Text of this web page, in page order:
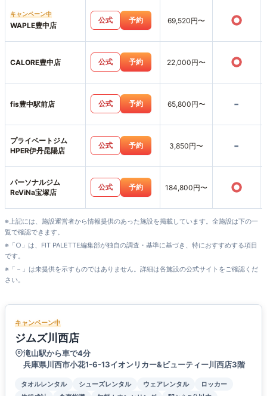
キャンペーン中
WAPLE豊中店
公式 予約 69,520円〜 ○
CALORE豊中店 公式 予約 22,000円〜 ○
fis豊中駅前店 公式 予約 65,800円〜 -
プライベートジム
HPER伊丹昆陽店
公式 予約 3,850円〜 -
パーソナルジム
ReViNa宝塚店
公式 予約 184,800円〜 ○
※上記には、施設運営者から情報提供のあった施設を掲載しています。全施設は下の一
覧で確認できます。
※「○」は、FIT PALETTE編集部が独自の調査・基準に基づき、特におすすめする項目
です。
※「－」は未提供を示すものではありません。詳細は各施設の公式サイトをご確認くだ
さい。
キャンペーン中
ジムズ川西店
滝山駅から車で4分
兵庫県川西市小花1-6-13イオンリカー&ビューティー川西店3階
タオルレンタル シューズレンタル ウェアレンタル
ロッカー